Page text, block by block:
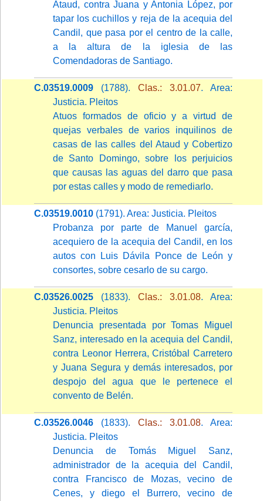
Ataud, contra Juana y Antonia López, por
tapar los cuchillos y reja de la acequia del
Candil, que pasa por el centro de la calle,
a la altura de la iglesia de las
Comendadoras de Santiago.
C.03519.0009 (1788). Clas.: 3.01.07. Area:
Justicia. Pleitos
Atuos formados de oficio y a virtud de
quejas verbales de varios inquilinos de
casas de las calles del Ataud y Cobertizo
de Santo Domingo, sobre los perjuicios
que causas las aguas del darro que pasa
por estas calles y modo de remediarlo.
C.03519.0010 (1791). Area: Justicia. Pleitos
Probanza por parte de Manuel garcía,
acequiero de la acequia del Candil, en los
autos con Luis Dávila Ponce de León y
consortes, sobre cesarlo de su cargo.
C.03526.0025 (1833). Clas.: 3.01.08. Area:
Justicia. Pleitos
Denuncia presentada por Tomas Miguel
Sanz, interesado en la acequia del Candil,
contra Leonor Herrera, Cristóbal Carretero
y Juana Segura y demás interesados, por
despojo del agua que le pertenece el
convento de Belén.
C.03526.0046 (1833). Clas.: 3.01.08. Area:
Justicia. Pleitos
Denuncia de Tomás Miguel Sanz,
administrador de la acequia del Candil,
contra Francisco de Mozas, vecino de
Cenes, y diego el Burrero, vecino de